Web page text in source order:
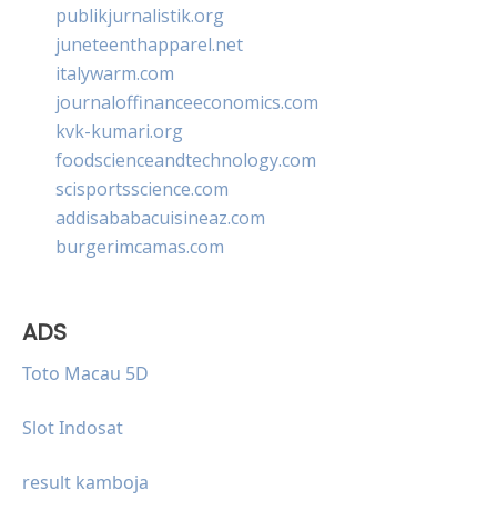
publikjurnalistik.org
juneteenthapparel.net
italywarm.com
journaloffinanceeconomics.com
kvk-kumari.org
foodscienceandtechnology.com
scisportsscience.com
addisababacuisineaz.com
burgerimcamas.com
ADS
Toto Macau 5D
Slot Indosat
result kamboja